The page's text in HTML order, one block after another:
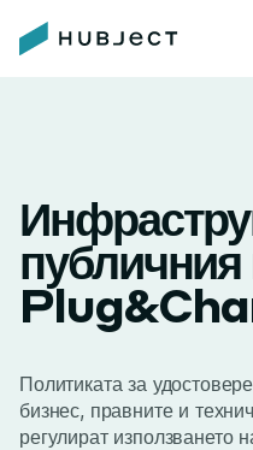
Политиката за
бизнес, правните и
регулират използването